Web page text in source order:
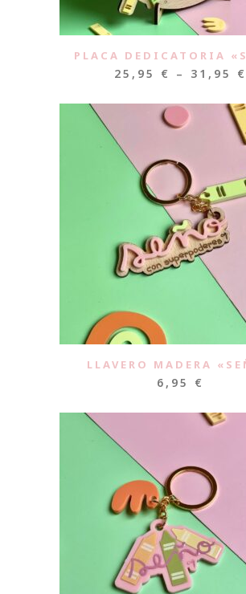
PLACA DEDICATORIA
25,95 € – 31,95 €
LLAVERO MADERA
6,95 €